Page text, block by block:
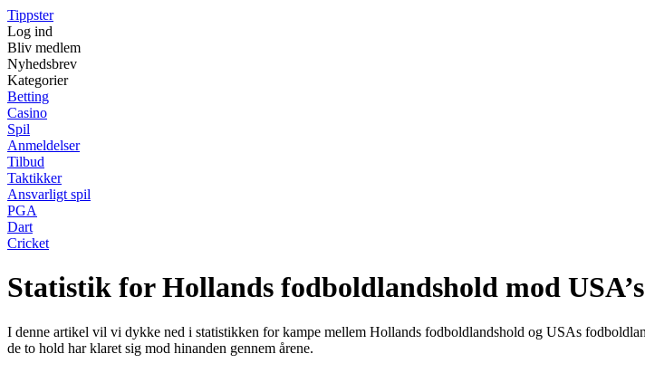
Tippster
Log ind
Bliv medlem
Nyhedsbrev
Kategorier
Betting
Casino
Spil
Anmeldelser
Tilbud
Taktikker
Ansvarligt spil
PGA
Dart
Cricket
Statistik for Hollands fodboldlandshold mod
I denne artikel vil vi dykke ned i statistikken for kampe mellem Hollands fodboldlandshold og USAs
de to hold har klaret sig mod hinanden gennem årene.